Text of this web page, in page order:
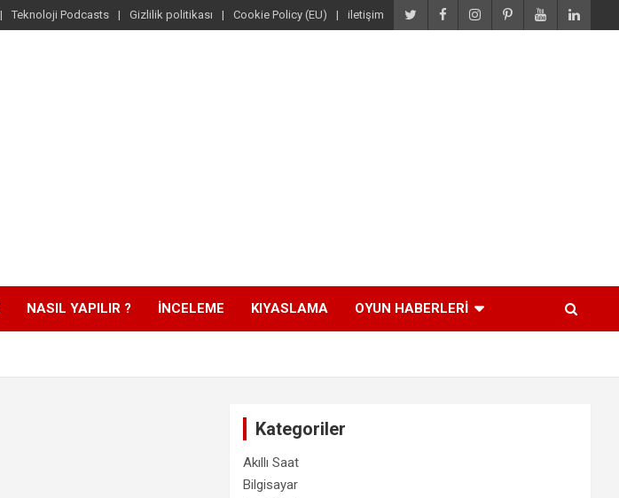
Teknoloji Podcasts Gizlilik politikası Cookie Policy (EU) iletişim
NASIL YAPILIR ? İNCELEME KIYASLAMA OYUN HABERLERI
Kategoriler
Akıllı Saat
Bilgisayar